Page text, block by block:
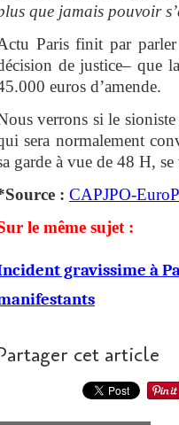
que jamais pouvoir
Paris finit par
de justice– que
euros d’amende.
verrons si le sioniste
sera normalement
garde à vue de 48 H,
: CAPJPO-
le même sujet :
gravissime à
cet article